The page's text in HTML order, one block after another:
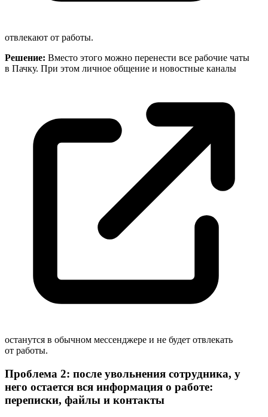
отвлекают от работы.
Решение: Вместо этого можно перенести все рабочие чаты
в Пачку. При этом личное общение и новостные каналы
останутся в обычном мессенджере и не будет отвлекать
от работы.
Проблема 2: после увольнения сотрудника, у
него остается вся информация о работе:
переписки, файлы и контакты